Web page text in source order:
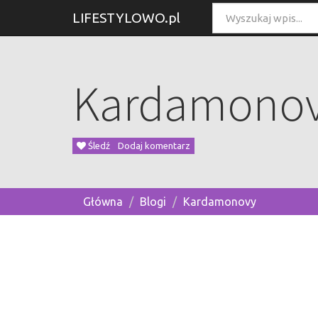
LIFESTYLOWO.pl
Śledź Dodaj komentarz
Główna Blogi Kardamonovy